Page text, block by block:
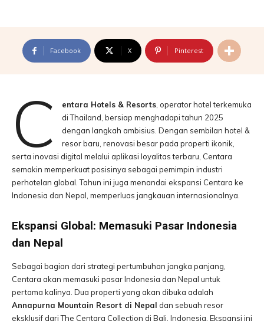
Facebook X Pinterest
C entara Hotels & Resorts, operator hotel terkemuka
di Thailand, bersiap menghadapi tahun 2025
dengan langkah ambisius. Dengan sembilan hotel &
resor baru, renovasi besar pada properti ikonik,
serta inovasi digital melalui aplikasi loyalitas terbaru, Centara
semakin memperkuat posisinya sebagai pemimpin industri
perhotelan global. Tahun ini juga menandai ekspansi Centara ke
Indonesia dan Nepal, memperluas jangkauan internasionalnya.
Ekspansi Global: Memasuki Pasar Indonesia
dan Nepal
Sebagai bagian dari strategi pertumbuhan jangka panjang,
Centara akan memasuki pasar Indonesia dan Nepal untuk
pertama kalinya. Dua properti yang akan dibuka adalah
Annapurna Mountain Resort di Nepal dan sebuah resor
eksklusif dari The Centara Collection di Bali, Indonesia. Ekspansi ini